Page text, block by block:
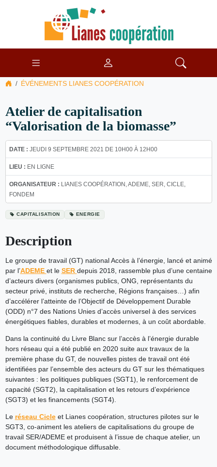
ÉVÉNEMENTS LIANES COOPÉRATION
Atelier de capitalisation
“Valorisation de la biomasse”
DATE : JEUDI 9 SEPTEMBRE 2021 DE 10H00 À 12H00
LIEU : EN LIGNE
ORGANISATEUR : LIANES COOPÉRATION, ADEME, SER, CICLE,
FONDEM
CAPITALISATION ENERGIE
Description
Le groupe de travail (GT) national Accès à l’énergie, lancé et animé
par l’ADEME et le SER depuis 2018, rassemble plus d’une centaine
d’acteurs divers (organismes publics, ONG, représentants du
secteur privé, instituts de recherche, Régions françaises…) afin
d’accélérer l’atteinte de l’Objectif de Développement Durable
(ODD) n°7 des Nations Unies d’accès universel à des services
énergétiques fiables, durables et modernes, à un coût abordable.
Dans la continuité du Livre Blanc sur l’accès à l’énergie durable
hors réseau qui a été publié en 2020 suite aux travaux de la
première phase du GT, de nouvelles pistes de travail ont été
identifiées par l’ensemble des acteurs du GT sur les thématiques
suivantes : les politiques publiques (SGT1), le renforcement de
capacité (SGT2), la capitalisation et les retours d’expérience
(SGT3) et les financements (SGT4).
Le réseau Cicleet Lianes coopération, structures pilotes sur le
SGT3, co-animent les ateliers de capitalisations du groupe de
travail SER/ADEME et produisent à l’issue de chaque atelier, un
document méthodologique diffusable.